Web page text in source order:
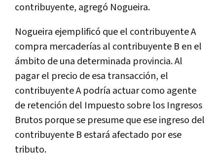
contribuyente, agregó Nogueira.
Nogueira ejemplificó que el contribuyente A
compra mercaderías al contribuyente B en el
ámbito de una determinada provincia. Al
pagar el precio de esa transacción, el
contribuyente A podría actuar como agente
de retención del Impuesto sobre los Ingresos
Brutos porque se presume que ese ingreso del
contribuyente B estará afectado por ese
tributo.